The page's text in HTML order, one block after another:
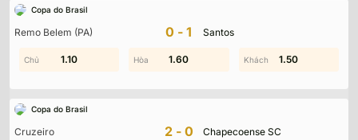
Copa do Brasil
Remo Belem (PA) 0-1 Santos
1.80 1.90 1.90
1.10 1.60 1.50
Copa do Brasil
Cruzeiro 2-0 Chapecoense SC